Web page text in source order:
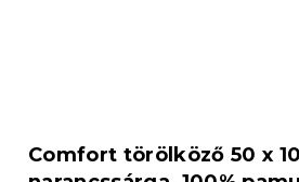
Comfort törölköző 50 x